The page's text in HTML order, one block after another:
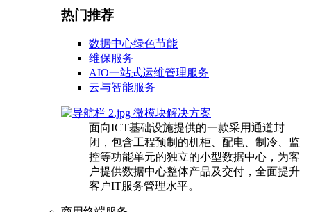
热门推荐
数据中心绿色节能
维保服务
AIO一站式运维管理服务
云与智能服务
微模块解决方案
面向ICT基础设施提供的一款采用通道封
闭，包含工程预制的机柜、配电、制冷、监
控等功能单元的独立的小型数据中心，为客
户提供数据中心整体产品及交付，全面提升
客户IT服务管理水平。